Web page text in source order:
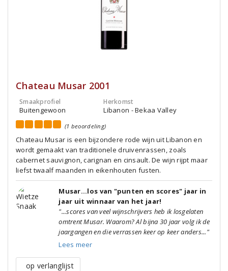
Chateau Musar 2001
Smaakprofiel
Buitengewoon
Herkomst
Libanon - Bekaa Valley
(1 beoordeling)
Chateau Musar is een bijzondere rode wijn uit Libanon en
wordt gemaakt van traditionele druivenrassen, zoals
cabernet sauvignon, carignan en cinsault. De wijn rijpt maar
liefst twaalf maanden in eikenhouten fusten.
Musar...los van "punten en scores" jaar in
jaar uit winnaar van het jaar!
"...scores van veel wijnschrijvers heb ik losgelaten
omtrent Musar. Waarom? Al bijna 30 jaar volg ik de
jaargangen en die verrassen keer op keer anders..."
Lees meer
op verlanglijst